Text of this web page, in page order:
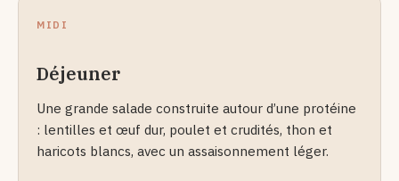
MIDI
Déjeuner
Une grande salade construite autour d’une protéine
: lentilles et œuf dur, poulet et crudités, thon et
haricots blancs, avec un assaisonnement léger.